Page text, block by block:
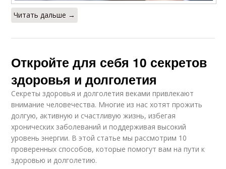
Читать дальше →
Откройте для себя 10 секретов
здоровья и долголетия
Секреты здоровья и долголетия веками привлекают
внимание человечества. Многие из нас хотят прожить
долгую, активную и счастливую жизнь, избегая
хронических заболеваний и поддерживая высокий
уровень энергии. В этой статье мы рассмотрим 10
проверенных способов, которые помогут вам на пути к
здоровью и долголетию.